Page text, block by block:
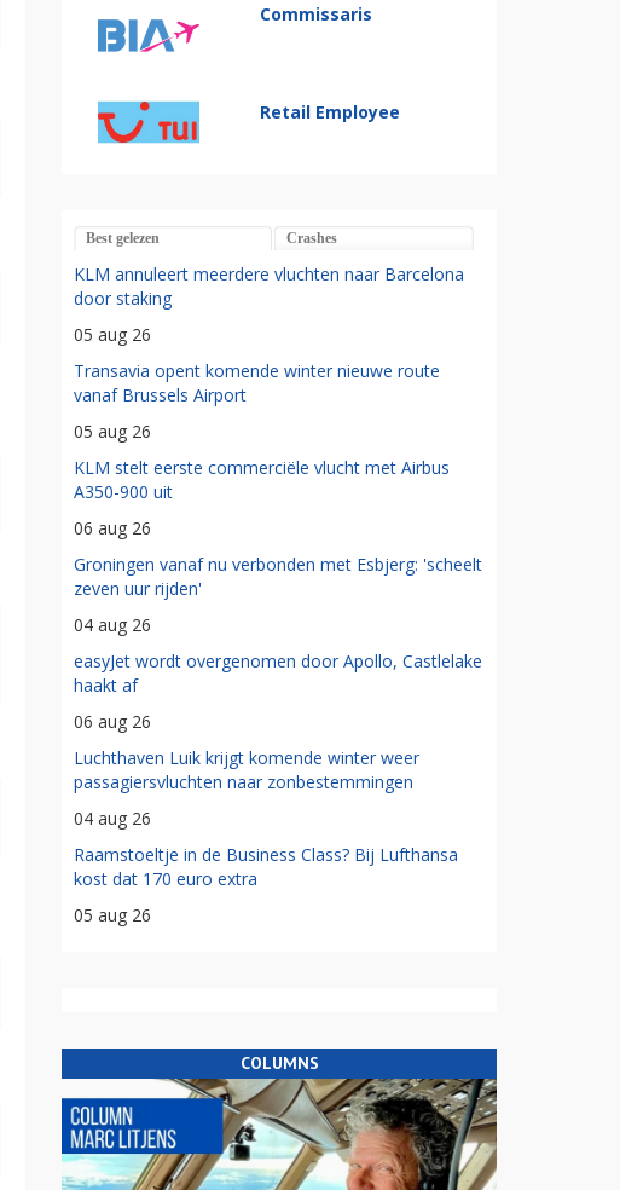
Commissaris
Retail Employee
Best gelezen Crashes
KLM annuleert meerdere vluchten naar Barcelona
door staking
05 aug 26
Transavia opent komende winter nieuwe route
vanaf Brussels Airport
05 aug 26
KLM stelt eerste commerciële vlucht met Airbus
A350-900 uit
06 aug 26
Groningen vanaf nu verbonden met Esbjerg: 'scheelt
zeven uur rijden'
04 aug 26
easyJet wordt overgenomen door Apollo, Castlelake
haakt af
06 aug 26
Luchthaven Luik krijgt komende winter weer
passagiersvluchten naar zonbestemmingen
04 aug 26
Raamstoeltje in de Business Class? Bij Lufthansa
kost dat 170 euro extra
05 aug 26
COLUMNS